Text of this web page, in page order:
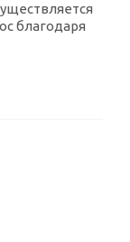
благодаря